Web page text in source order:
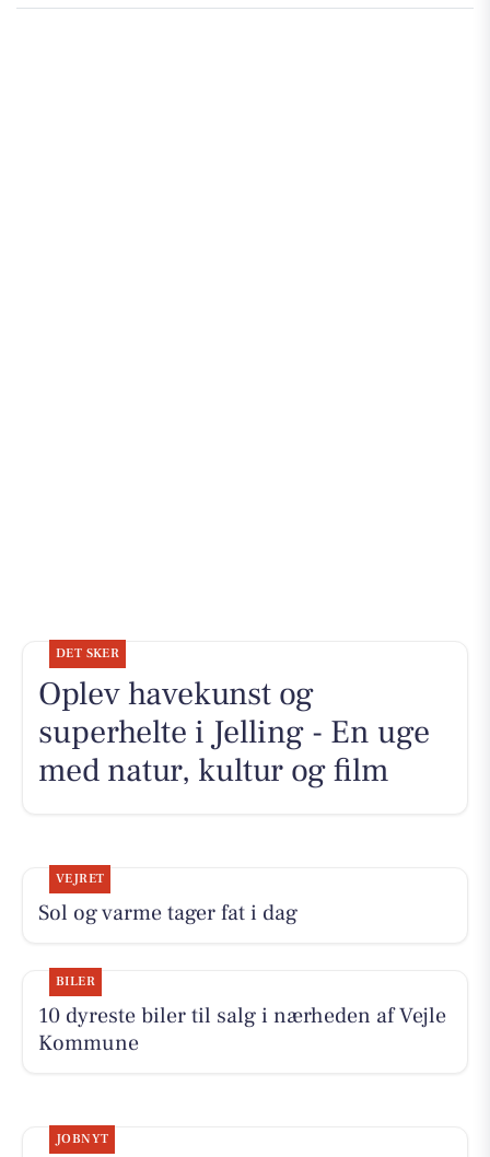
DET SKER
Oplev havekunst og
superhelte i Jelling - En uge
med natur, kultur og film
VEJRET
Sol og varme tager fat i dag
BILER
10 dyreste biler til salg i nærheden af Vejle
Kommune
JOBNYT